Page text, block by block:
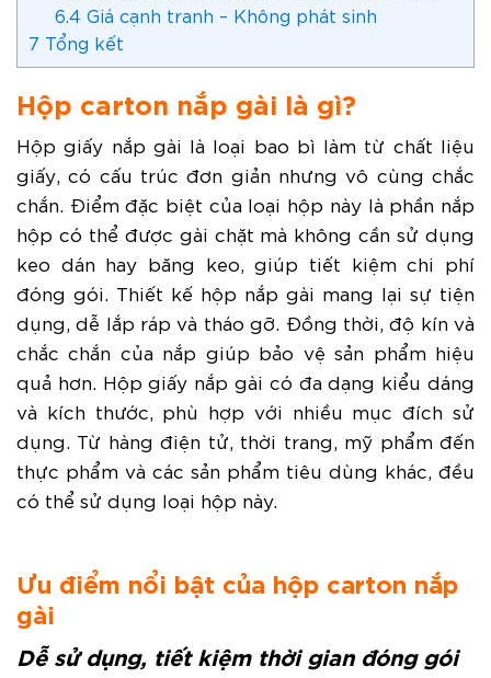
6.4 Giá cạnh tranh – Không phát sinh
7 Tổng kết
Hộp carton nắp gài là gì?
Hộp giấy nắp gài là loại bao bì làm từ chất liệu
giấy, có cấu trúc đơn giản nhưng vô cùng chắc
chắn. Điểm đặc biệt của loại hộp này là phần nắp
hộp có thể được gài chặt mà không cần sử dụng
keo dán hay băng keo, giúp tiết kiệm chi phí
đóng gói. Thiết kế hộp nắp gài mang lại sự tiện
dụng, dễ lắp ráp và tháo gỡ. Đồng thời, độ kín và
chắc chắn của nắp giúp bảo vệ sản phẩm hiệu
quả hơn. Hộp giấy nắp gài có đa dạng kiểu dáng
và kích thước, phù hợp với nhiều mục đích sử
dụng. Từ hàng điện tử, thời trang, mỹ phẩm đến
thực phẩm và các sản phẩm tiêu dùng khác, đều
có thể sử dụng loại hộp này.
Ưu điểm nổi bật của hộp carton nắp
gài
Dễ sử dụng, tiết kiệm thời gian đóng gói